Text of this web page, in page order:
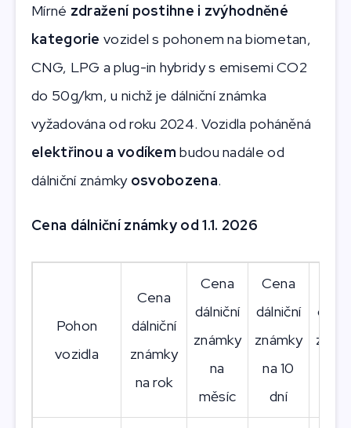
Mírné zdražení postihne i zvýhodněné
kategorie vozidel s pohonem na biometan,
CNG, LPG a plug-in hybridy s emisemi CO2
do 50g/km, u nichž je dálniční známka
vyžadována od roku 2024. Vozidla poháněná
elektřinou a vodíkem budou nadále od
dálniční známky osvobozena.
Cena dálniční známky od 1.1. 2026
Pohon
vozidla
Cena
dálniční
známky
na rok
Cena
dálniční
známky
na
měsíc
Cena
dálniční
známky
na 10
dní